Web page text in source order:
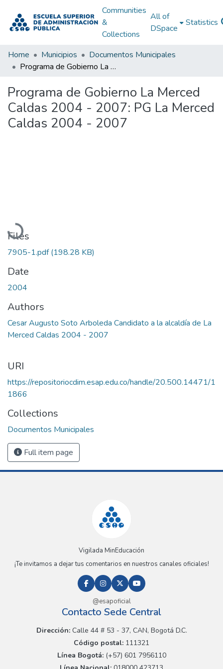
Communities
&
Collections
All of
DSpace
Statistics
Home Municipios
Documentos Municipales
Programa de Gobierno La Merced Caldas 2004 - 2007: PG La Merced Caldas 2004 - 2007
Programa de Gobierno La Merced
Caldas 2004 - 2007: PG La Merced
Caldas 2004 - 2007
Loading...
Files
7905-1.pdf(198.28 KB)
Date
2004
Authors
Cesar Augusto Soto Arboleda Candidato a la alcaldía de La
Merced Caldas 2004 - 2007
URI
https://repositoriocdim.esap.edu.co/handle/20.500.14471/1
1866
Collections
Documentos Municipales
Full item page
Vigilada MinEducación
¡Te invitamos a dejar tus comentarios en nuestros canales oficiales!
@esapoficial
Contacto Sede Central
Dirección:Calle 44 # 53 - 37, CAN, Bogotá D.C.
Código postal: 111321
Línea Bogotá:(+57) 601 7956110